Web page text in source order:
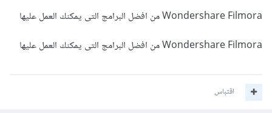
Wondershare Filmora من افضل البرامج التى يمكنك العمل عليها
Wondershare Filmora من افضل البرامج التى يمكنك العمل عليها
اقتباس